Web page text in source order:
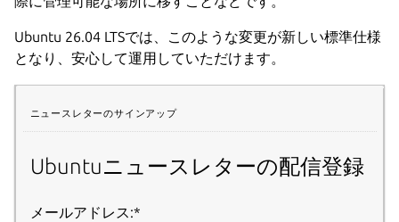
Ubuntu 26.04 LTSでは、このような変更が新しい標準仕様
となり、安心して運用していただけます。
ニュースレターのサインアップ
Ubuntuニュースレターの配信登録
メールアドレス:*